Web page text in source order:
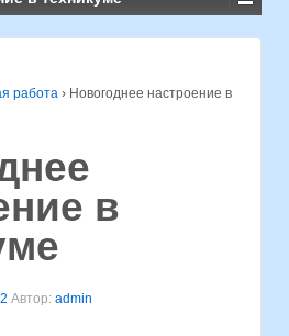
работа › Новогоднее настроение в
в
Автор: admin